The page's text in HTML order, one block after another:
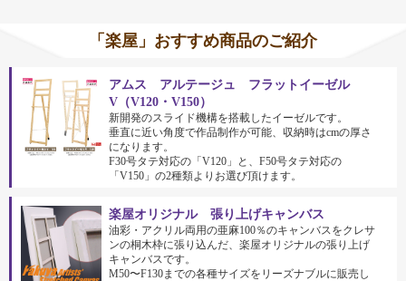
「楽屋」おすすめ商品のご紹介
アムス アルテージュ フラットイーゼル
V（V120・V150）
新開発のスライド機構を搭載したイーゼルです。
垂直に近い角度で作品制作が可能、収納時はcmの厚さ
になります。
F30号タテ対応の「V120」と、F50号タテ対応の
「V150」の2種類よりお選び頂けます。
楽屋オリジナル 張り上げキャンバス
油彩・アクリル両用の亜麻100％のキャンバスをクレサ
ンの桐木枠に張り込んだ、楽屋オリジナルの張り上げ
キャンバスです。
M50〜F130までの各種サイズをリーズナブルに販売し